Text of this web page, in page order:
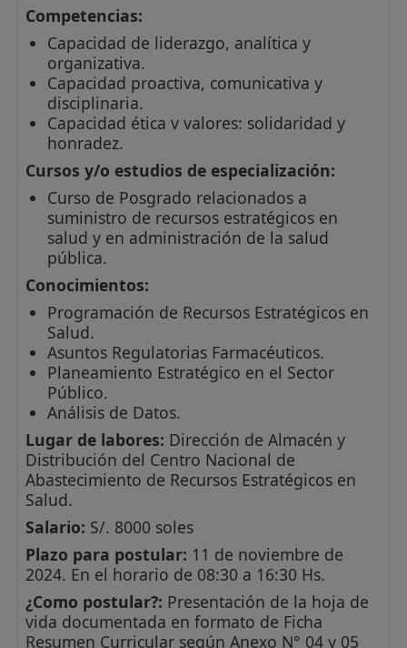
Competencias:
Capacidad de liderazgo, analítica y
organizativa.
Capacidad proactiva, comunicativa y
disciplinaria.
Capacidad ética v valores: solidaridad y
honradez.
Cursos y/o estudios de especialización:
Curso de Posgrado relacionados a
suministro de recursos estratégicos en
salud y en administración de la salud
pública.
Conocimientos:
Programación de Recursos Estratégicos en
Salud.
Asuntos Regulatorias Farmacéuticos.
Planeamiento Estratégico en el Sector
Público.
Análisis de Datos.
Lugar de labores: Dirección de Almacén y
Distribución del Centro Nacional de
Abastecimiento de Recursos Estratégicos en
Salud.
Salario: S/. 8000 soles
Plazo para postular: 11 de noviembre de
2024. En el horario de 08:30 a 16:30 Hs.
¿Como postular?: Presentación de la hoja de
vida documentada en formato de Ficha
Resumen Curricular según Anexo N° 04 y 05